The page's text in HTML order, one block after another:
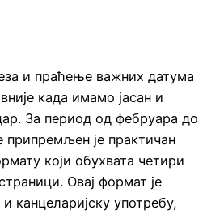
и праћење важних датума
када имамо јасан и
За период од фебруара до
припремљен је практичан
који обухвата четири
Овај формат је
канцеларијску употребу,